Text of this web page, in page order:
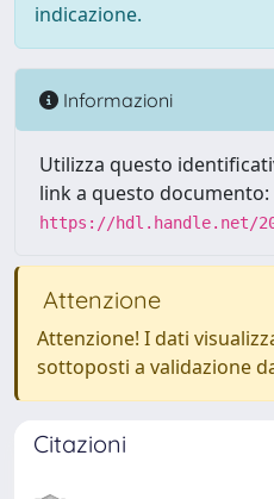
indicazione.
Informazioni
Utilizza questo
link a questo documento:
https://hdl.handle.net/
Attenzione
Attenzione! I dati
sottoposti a validazione
Citazioni